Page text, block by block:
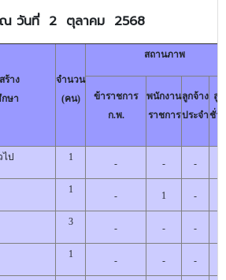
วันที่ 2 ตุลาคม 2568
ร้าง
ษา
จำนวน
(คน)
สถานภาพ
ข้าราชการ
ก.พ.
พนักงาน
ราชการ
ลูกจ้าง
ประจำ
ลู
ชั่ว
ไป 1
- - -
1
- 1 -
3
- - -
1
- - -